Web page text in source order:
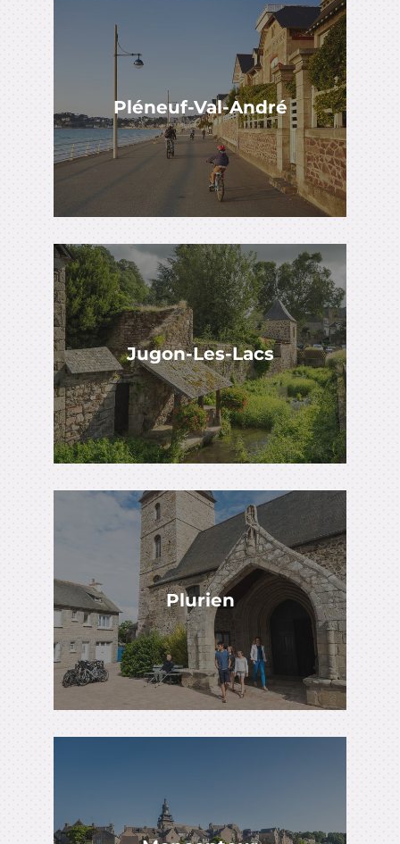
Pléneuf-Val-André
Jugon-Les-Lacs
Plurien